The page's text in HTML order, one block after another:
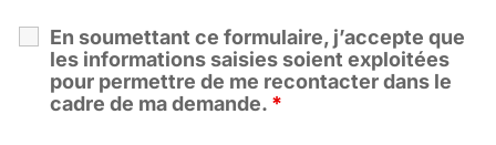
En soumettant ce formulaire, j’accepte que
les informations saisies soient exploitées
pour permettre de me recontacter dans le
cadre de ma demande. *